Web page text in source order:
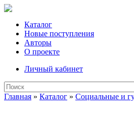
Каталог
Новые поступления
Авторы
О проекте
Личный кабинет
Главная » Каталог » Социальные и